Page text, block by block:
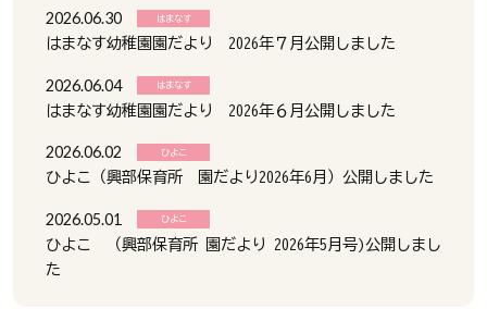
2026.06.30 はまなす
はまなす幼稚園園だより 2026年７月公開しました
2026.06.04 はまなす
はまなす幼稚園園だより 2026年６月公開しました
2026.06.02 ひよこ
ひよこ（興部保育所 園だより2026年6月）公開しました
2026.05.01 ひよこ
ひよこ （興部保育所 園だより 2026年5月号)公開しまし
た